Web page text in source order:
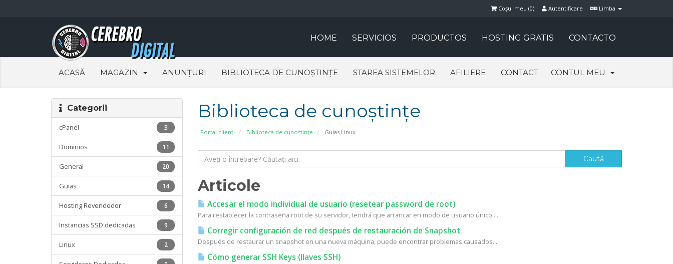
Limba
Autentificare
Coșul meu (0)
HOME SERVICIOS PRODUCTOS HOSTING GRATIS CONTACTO
ACASĂ MAGAZIN ANUNȚURI BIBLIOTECA DE CUNOȘTINȚE STAREA SISTEMELOR AFILIERE CONTACT CONTUL MEU
Biblioteca de cunoștințe
Portal clienți Biblioteca de cunoștințe Guias Linux
Categorii
3
cPanel
11
Dominios
20
General
14
Guias
6
Hosting Revendedor
9
Instancias SSD dedicadas
2
Linux
Articole
Accesar el modo individual de usuario (resetear password de root)
Para restablecer la contraseña root de su servidor, tendrá que arrancar en modo de usuario único....
Corregir configuración de red después de restauración de Snapshot
Después de restaurar un snapshot en una nueva máquina, puede encontrar problemas causados...
Cómo generar SSH Keys (llaves SSH)